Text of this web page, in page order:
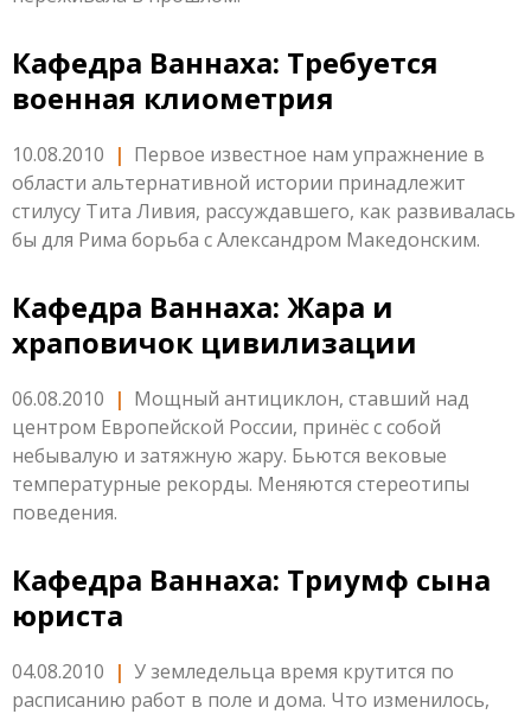
Кафедра Ваннаха: Требуется
военная клиометрия
10.08.2010 | Первое известное нам упражнение в
области альтернативной истории принадлежит
стилусу Тита Ливия, рассуждавшего, как развивалась
бы для Рима борьба с Александром Македонским.
Кафедра Ваннаха: Жара и
храповичок цивилизации
06.08.2010 | Мощный антициклон, ставший над
центром Европейской России, принёс с собой
небывалую и затяжную жару. Бьются вековые
температурные рекорды. Меняются стереотипы
поведения.
Кафедра Ваннаха: Триумф сына
юриста
04.08.2010 | У земледельца время крутится по
расписанию работ в поле и дома. Что изменилось,